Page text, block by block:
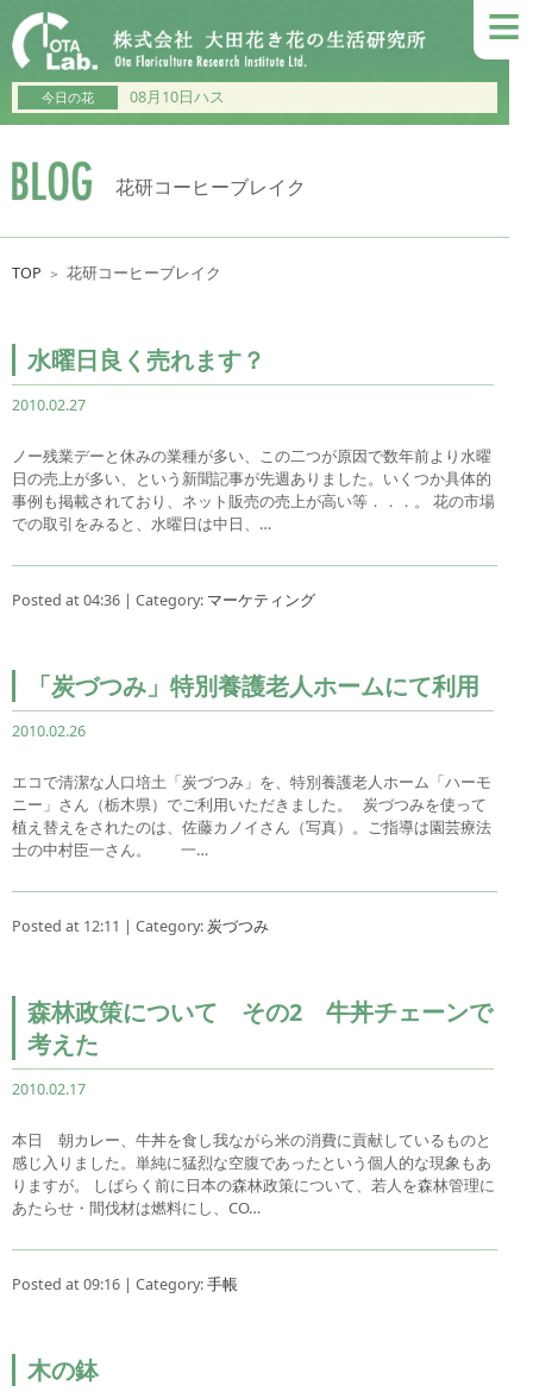
≡
今日の花 08月10日ハス
花研コーヒーブレイク
TOP ＞ 花研コーヒーブレイク
水曜日良く売れます？
2010.02.27
ノー残業デーと休みの業種が多い、この二つが原因で数年前より水曜
日の売上が多い、という新聞記事が先週ありました。いくつか具体的
事例も掲載されており、ネット販売の売上が高い等．．．。 花の市場
での取引をみると、水曜日は中日、…
Posted at 04:36 | Category: マーケティング
「炭づつみ」特別養護老人ホームにて利用
2010.02.26
エコで清潔な人口培土「炭づつみ」を、特別養護老人ホーム「ハーモ
ニー」さん（栃木県）でご利用いただきました。 炭づつみを使って
植え替えをされたのは、佐藤カノイさん（写真）。ご指導は園芸療法
士の中村臣一さん。 一…
Posted at 12:11 | Category:炭づつみ
森林政策について その2 牛丼チェーンで
考えた
2010.02.17
本日 朝カレー、牛丼を食し我ながら米の消費に貢献しているものと
感じ入りました。単純に猛烈な空腹であったという個人的な現象もあ
りますが。 しばらく前に日本の森林政策について、若人を森林管理に
あたらせ・間伐材は燃料にし、CO…
Posted at 09:16 | Category:手帳
木の鉢